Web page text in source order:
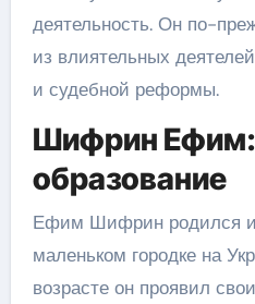
деятельность. Он по-
из влиятельных
и судебной реформы.
Шифрин Ефим:
образование
Ефим Шифрин родился и
маленьком городке на
возрасте он проявил